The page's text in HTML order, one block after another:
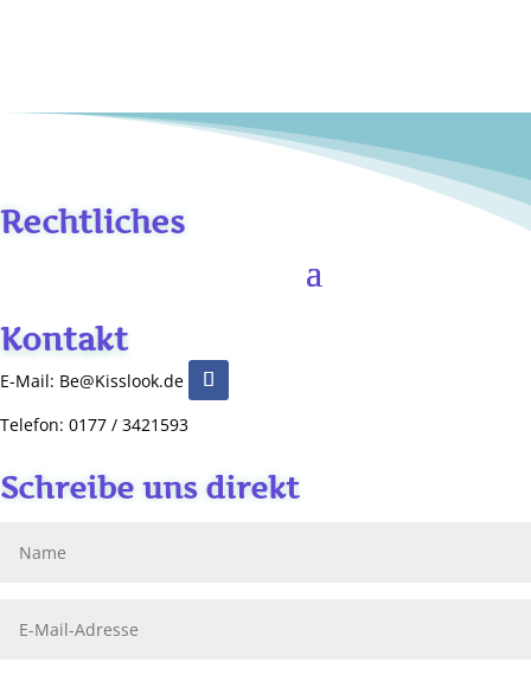
Rechtliches
Kontakt
E-Mail: Be@Kisslook.de
Telefon: 0177 / 3421593
Schreibe uns direkt